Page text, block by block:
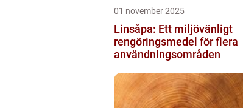
01 november 2025
Linsåpa: Ett miljövänligt
rengöringsmedel för flera
användningsområden